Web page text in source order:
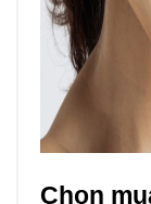
Chọn